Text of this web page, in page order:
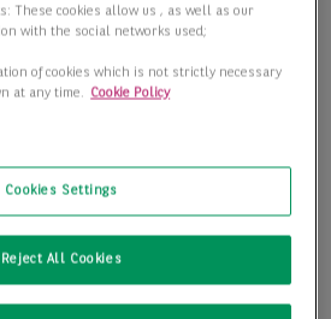
in der Düsseldorfer Altstadt!
2
These cookies allow us , as well as our
with the social networks used;
of cookies which is not strictly necessary
at any time. Cookie Policy
Cookies Settings
Reject All Cookies